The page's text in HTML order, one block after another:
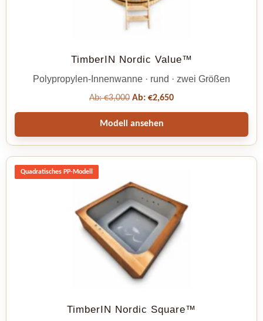
TimberIN Nordic Value™
Polypropylen-Innenwanne · rund · zwei Größen
Ab:€3,000 Ab: €2,650
Modell ansehen
Quadratisches PP-Modell
TimberIN Nordic Square™